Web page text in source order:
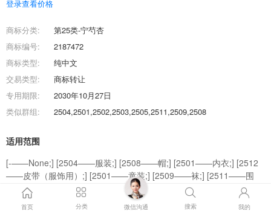
登录查看价格
商标分类:
第25类-宁芍杏
商标编号:
2187472
商标类型:
纯中文
交易类型:
商标转让
专用期限:
2030年10月27日
类似群组:
2504,2501,2502,2503,2505,2511,2509,2508
适用范围
[-——None;] [2504——服装;] [2508——帽;] [2501——内衣;] [2512
——皮带（服饰用）;] [2501——童装;] [2509——袜;] [2511——围
巾;] [2507——鞋;] [2502——婴儿全套衣;] [2503——游泳衣;] [2502
——服装;] [2501——服装;] [2503——服装;] [2505——服装;]
首页 分类 微信沟通 搜索 我的